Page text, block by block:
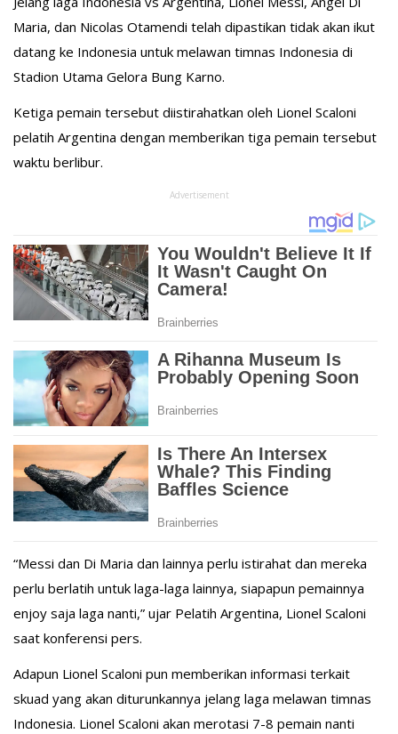
Maria, dan Nicolas Otamendi telah dipastikan tidak akan ikut
datang ke Indonesia untuk melawan timnas Indonesia di
Stadion Utama Gelora Bung Karno.
Ketiga pemain tersebut diistirahatkan oleh Lionel Scaloni
pelatih Argentina dengan memberikan tiga pemain tersebut
waktu berlibur.
Advertisement
“Messi dan Di Maria dan lainnya perlu istirahat dan mereka
perlu berlatih untuk laga-laga lainnya, siapapun pemainnya
enjoy saja laga nanti,” ujar Pelatih Argentina, Lionel Scaloni
saat konferensi pers.
Adapun Lionel Scaloni pun memberikan informasi terkait
skuad yang akan diturunkannya jelang laga melawan timnas
Indonesia. Lionel Scaloni akan merotasi 7-8 pemain nanti